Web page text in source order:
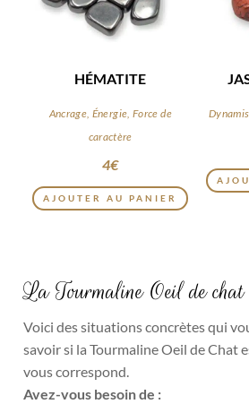
HÉMATITE
Ancrage, Énergie, Force de
caractère
4€
AJOUTER AU PANIER
La Tourmaline Oeil de chat
Voici des situations concrètes qui
savoir si la Tourmaline Oeil de Chat
vous correspond.
Avez-vous besoin de :